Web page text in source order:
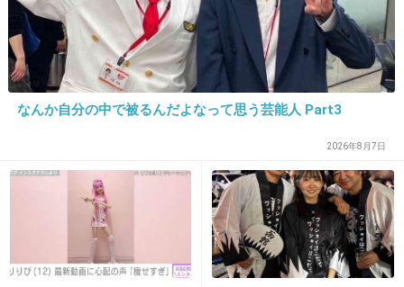
20. 匿名 2019/06/20(木) 18:56:23
中高年の上司でSNSやってる人って高確率で距
離感おかしくなるよね。それ監視し過ぎで引か
れるからってのがわからないらしい。
+27 -0
21. 匿名2019/06/20(木) 18:56:46
なんか自分の中で被るんだよなって思う芸能人 Part3
2026年8月7日